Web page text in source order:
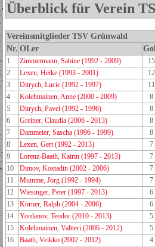
Überblick für Verein
Vereinsmitglieder TSV Grünwald
Nr. OLer
1 Zimmermann, Sabine (1992 - 2009) 15
2
Lexen, Heike (1993 - 2001) 12
3
Ditrych, Lucie (1992 - 1997) 11
4
Kolehmainen, Anne (2000 - 2009) 8
5
Ditrych, Pavel (1992 - 1996) 8
6
Greiner, Claudia (2006 - 2013) 8
7
Dammeier, Sascha (1996 - 1999) 8
8
Lexen, Gert (1992 - 2013) 7
9
Lorenz-Baath, Katrin (1997 - 2013) 7
10
Dimov, Kostadin (2002 - 2006) 7
11
Mumme, Jörg (1992 - 1994) 7
12
Wiesinger, Peter (1997 - 2013) 6
13
Körner, Ralph (2004 - 2006) 6
14
Yordanov, Teodor (2010 - 2013) 5
15
Kolehmainen, Valtteri (2006 - 2012) 5
16
Baath, Veikko (2002 - 2012) 4